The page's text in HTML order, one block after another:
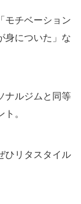
モチベーション
身についた」な
ナルジムと同等
。
ひリタスタイル